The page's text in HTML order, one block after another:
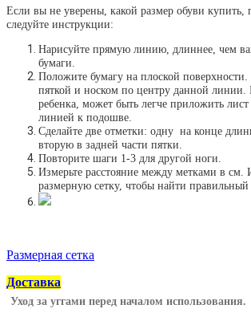
Если вы не уверены, какой размер обуви купить,
следуйте инструкции:
Нарисуйте прямую линию, длиннее, чем
бумаги.
Положите бумагу на плоской поверхности.
пяткой и носком по центру данной
ребенка, может быть легче приложить
линией к подошве.
Сделайте две отметки: одну на конце
вторую в задней части пятки.
Повторите шаги 1-3 для другой ноги.
Измерьте расстояние между метками в см.
размерную сетку, чтобы найти правильный
Размерная сетка
Доставка
Уход за уггами перед началом использования.